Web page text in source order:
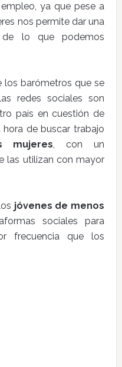
ya que pese a
nos permite dar una
de lo que podemos
los barómetros que se
redes sociales son
país en cuestión de
de buscar trabajo
mujeres, con un
las utilizan con mayor
jóvenes de menos
sociales para
frecuencia que los